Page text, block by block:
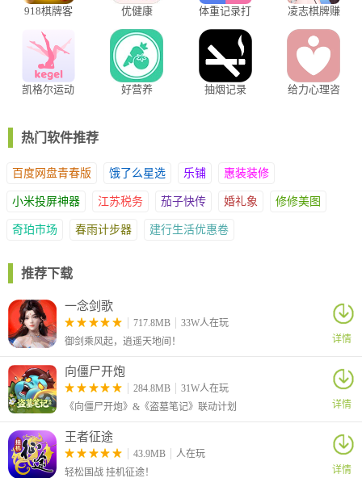
918棋牌客
优健康
体重记录打
凌志棋牌赚
凯格尔运动
好营养
抽烟记录
给力心理咨
热门软件推荐
百度网盘青春版 饿了么星选 乐铺 惠装装修
小米投屏神器 江苏税务 茄子快传 婚礼象 修修美图
奇珀市场 春雨计步器 建行生活优惠卷
推荐下载
一念剑歌
717.8MB
33W人在玩
御剑乘风起，逍遥天地间！
详情
向僵尸开炮
284.8MB
31W人在玩
《向僵尸开炮》&《盗墓笔记》联动计划
详情
王者征途
43.9MB
人在玩
轻松国战 挂机征途！
详情